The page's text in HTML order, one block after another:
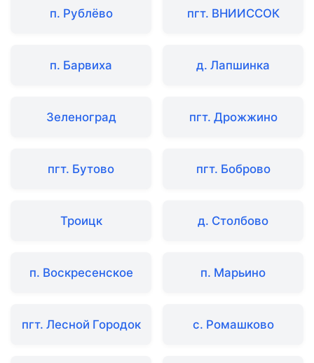
п. Рублёво пгт. ВНИИССОК
п. Барвиха д. Лапшинка
Зеленоград пгт. Дрожжино
пгт. Бутово пгт. Боброво
Троицк д. Столбово
п. Воскресенское п. Марьино
пгт. Лесной Городок с. Ромашково